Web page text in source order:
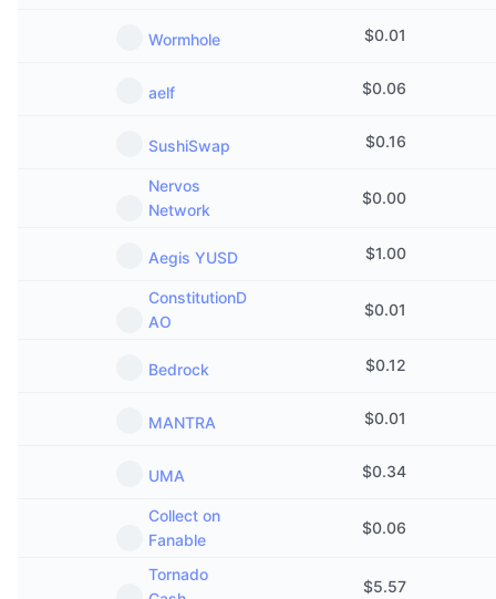
Wormhole $0.01
aelf $0.06
SushiSwap $0.16
Nervos
Network
$0.00
Aegis YUSD $1.00
ConstitutionD
AO
$0.01
Bedrock $0.12
MANTRA $0.01
UMA $0.34
Collect on
Fanable
$0.06
Tornado
$5.57